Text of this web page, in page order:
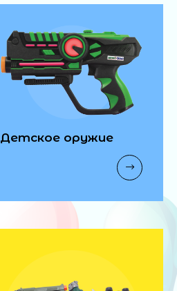
Детское оружие